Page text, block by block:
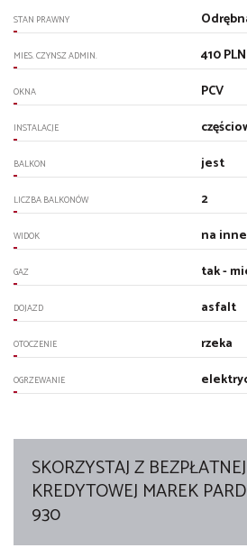
STAN PRAWNY
MIES. CZYNSZ ADMIN. 410 PLN
OKNA PCV
INSTALACJE
BALKON jest
LICZBA BALKONÓW 2
WIDOK na
GAZ tak -
DOJAZD asfalt
OTOCZENIE rzeka
OGRZEWANIE
SKORZYSTAJ Z
KREDYTOWEJ MAREK
930